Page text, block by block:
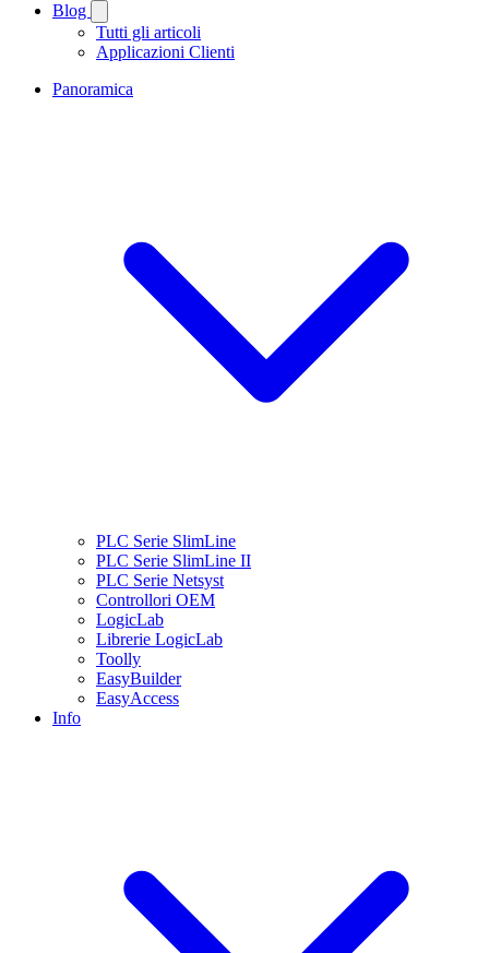
Blog
Tutti gli articoli
Applicazioni Clienti
Panoramica
PLC Serie SlimLine
PLC Serie SlimLine II
PLC Serie Netsyst
Controllori OEM
LogicLab
Librerie LogicLab
Toolly
EasyBuilder
EasyAccess
Info